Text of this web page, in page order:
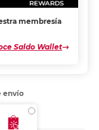
membresía
Saldo Wallet
envío